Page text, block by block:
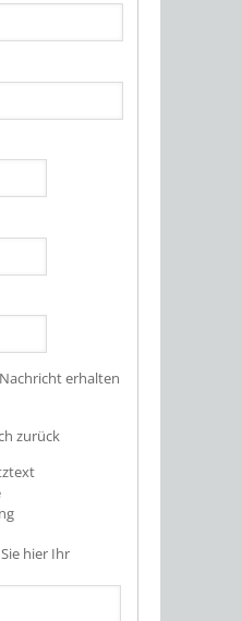
erhalten
zurück
hier Ihr